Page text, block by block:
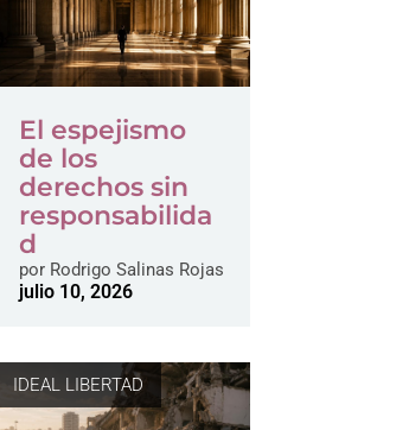
El espejismo
de los
derechos sin
responsabilida
d
porRodrigo Salinas Rojas
julio 10, 2026
IDEAL LIBERTAD